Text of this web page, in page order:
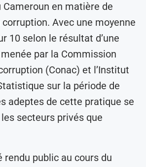
Cameroun en matière de
Avec une moyenne
10 selon le résultat d’une
par la Commission
(Conac) et l’Institut
sur la période de
adeptes de cette pratique se
secteurs privés que
rendu public au cours du